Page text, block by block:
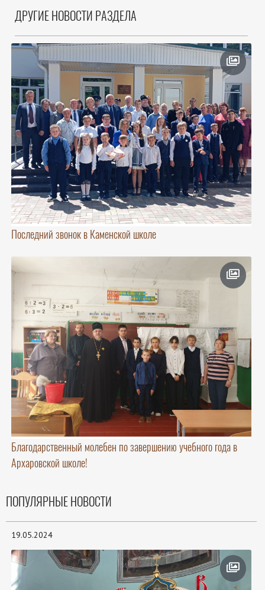
ДРУГИЕ НОВОСТИ РАЗДЕЛА
Последний звонок в Каменской школе
Благодарственный молебен по завершению учебного года в
Архаровской школе!
ПОПУЛЯРНЫЕ НОВОСТИ
19.05.2024